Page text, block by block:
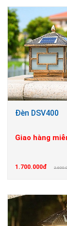
Đèn DSV400
Giao hàng
1.700.000đ